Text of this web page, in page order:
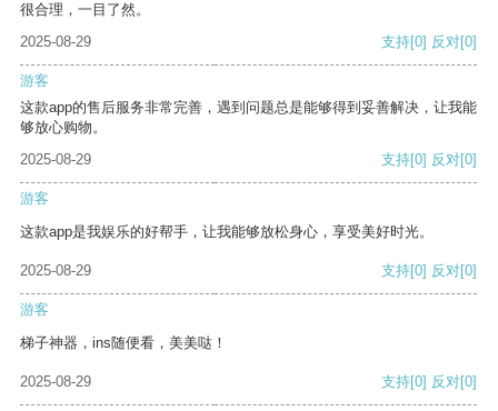
很合理，一目了然。
2025-08-29
支持[0] 反对[0]
游客
这款app的售后服务非常完善，遇到问题总是能够得到妥善解决，让我能
够放心购物。
2025-08-29
支持[0] 反对[0]
游客
这款app是我娱乐的好帮手，让我能够放松身心，享受美好时光。
2025-08-29 支持[0] 反对[0]
游客
梯子神器，ins随便看，美美哒！
2025-08-29 支持[0] 反对[0]